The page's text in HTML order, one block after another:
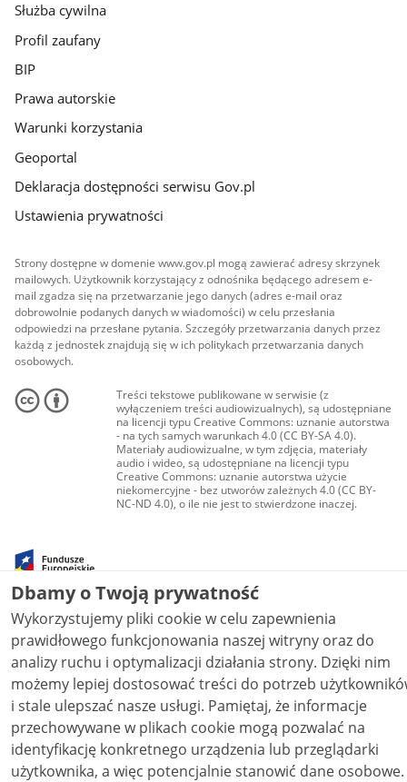
Służba cywilna
Profil zaufany
BIP
Prawa autorskie
Warunki korzystania
Geoportal
Deklaracja dostępności serwisu Gov.pl
Ustawienia prywatności
Strony dostępne w domenie www.gov.pl mogą zawierać adresy skrzynek
mailowych. Użytkownik korzystający z odnośnika będącego adresem e-
mail zgadza się na przetwarzanie jego danych (adres e-mail oraz
dobrowolnie podanych danych w wiadomości) w celu przesłania
odpowiedzi na przesłane pytania. Szczegóły przetwarzania danych przez
każdą z jednostek znajdują się w ich politykach przetwarzania danych
osobowych.
Treści tekstowe publikowane w serwisie (z
wyłączeniem treści audiowizualnych), są udostępniane
na licencji typu Creative Commons: uznanie autorstwa
- na tych samych warunkach 4.0 (CC BY-SA 4.0).
Materiały audiowizualne, w tym zdjęcia, materiały
audio i wideo, są udostępniane na licencji typu
Creative Commons: uznanie autorstwa użycie
niekomercyjne - bez utworów zależnych 4.0 (CC BY-
NC-ND 4.0), o ile nie jest to stwierdzone inaczej.
Dbamy o Twoją prywatność
Wykorzystujemy pliki cookie w celu zapewnienia
prawidłowego funkcjonowania naszej witryny oraz do
analizy ruchu i optymalizacji działania strony. Dzięki nim
możemy lepiej dostosować treści do potrzeb
i stale ulepszać nasze usługi. Pamiętaj, że informacje
przechowywane w plikach cookie mogą pozwalać na
identyfikację konkretnego urządzenia lub przeglądarki
użytkownika, a więc potencjalnie stanowić dane osobowe.